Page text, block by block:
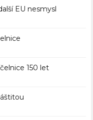
EU nesmysl
150 let